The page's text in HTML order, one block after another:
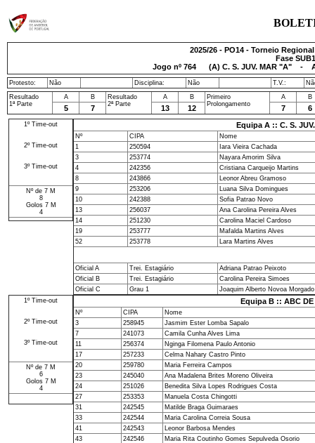
2025/26 - PO14 - Torneio
Fase
Jogo nº 764 (A) C. S. JUV. MAR "A" -
Protesto: Não Disciplina: Não T.V.:
Resultado
1ª Parte
A B
Resultado
2ª Parte
A B
Primeiro
Prolongamento
A B
5 7 13 12 7 6
1º Time-out
2º Time-out
3º Time-out
Nº de 7 M
8
Golos 7 M
4
Equipa A :: C. S.
Nº CIPA
Nome
1
250594
Iara Vieira Cachada
3
253774
Nayara Amorim Silva
4
242356
Cristiana Carqueijo Martins
8
243866
Leonor Abreu Gramoso
9
253206
Luana Silva Domingues
10
242388
Sofia Patrao Novo
13
256037
Ana Carolina Pereira Alves
14
251230
Carolina Maciel Cardoso
19
253777
Mafalda Martins Alves
52
253778 Lara Martins Alves
Oficial A Trei. Estagiário
Adriana Patrao Peixoto
Oficial B
Trei. Estagiário
Carolina Pereira Simoes
Oficial C
Grau 1
Joaquim Alberto Novoa Morgado
1º Time-out
2º Time-out
3º Time-out
Nº de 7 M
6
Golos 7 M
4
Equipa B :: ABC
Nº CIPA
Nome
3
258945
Jasmim Ester Lomba Sapalo
7
241073
Camila Cunha Alves Lima
11
256374
Nginga Filomena Paulo Antonio
17
257233
Celma Nahary Castro Pinto
20
259780
Maria Ferreira Campos
23
245040
Ana Madalena Brites Moreno Oliveira
24
251026
Benedita Silva Lopes Rodrigues Costa
27
253353
Manuela Costa Chingotti
31
242545
Matilde Braga Guimaraes
33
242544
Maria Carolina Correia Sousa
41
242543
Leonor Barbosa Mendes
43
242546 Maria Rita Coutinho Gomes Sepulveda Osorio